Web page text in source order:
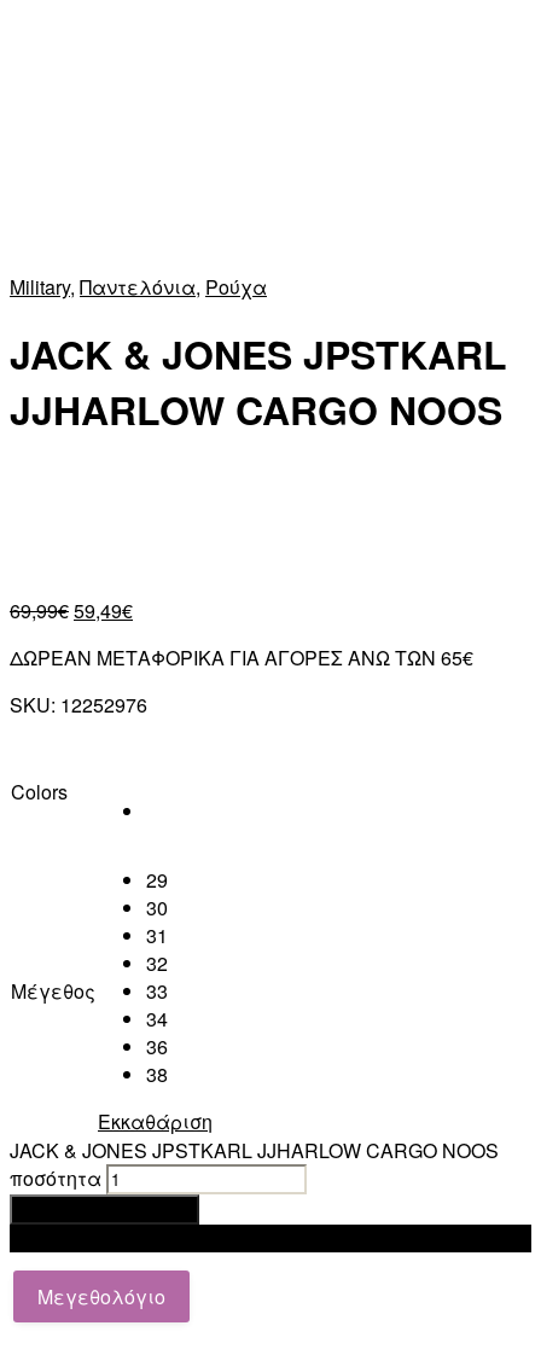
Military, Παντελόνια, Ρούχα
JACK & JONES JPSTKARL
JJHARLOW CARGO NOOS
69,99€59,49€
ΔΩΡΕΑΝ ΜΕΤΑΦΟΡΙΚΑ ΓΙΑ ΑΓΟΡΕΣ ΑΝΩ ΤΩΝ 65€
SKU: 12252976
Colors
Μέγεθος
29
30
31
32
33
34
36
38
Εκκαθάριση
JACK & JONES JPSTKARL JJHARLOW CARGO NOOS
ποσότητα
Μεγεθολόγιο